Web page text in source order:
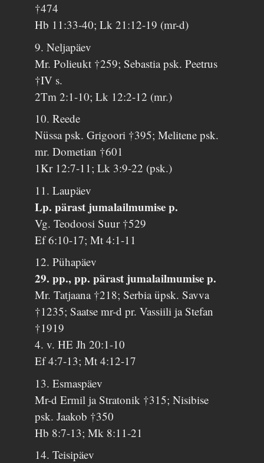
†474
Hb 11:33-40; Lk 21:12-19 (mr-d)
9. Neljapäev
Mr. Polieukt †259; Sebastia psk. Peetrus
†IV s.
2Tm 2:1-10; Lk 12:2-12 (mr.)
10. Reede
Nüssa psk. Grigoori †395; Melitene psk.
mr. Dometian †601
1Kr 12:7-11; Lk 3:9-22 (psk.)
11. Laupäev
Lp. pärast jumalailmumise p.
Vg. Teodoosi Suur †529
Ef 6:10-17; Mt 4:1-11
12. Pühapäev
29. pp., pp. pärast jumalailmumise p.
Mr. Tatjaana †218; Serbia üpsk. Savva
†1235; Saatse mr-d pr. Vassiili ja Stefan
†1919
4. v. HE Jh 20:1-10
Ef 4:7-13; Mt 4:12-17
13. Esmaspäev
Mr-d Ermil ja Stratonik †315; Nisibise
psk. Jaakob †350
Hb 8:7-13; Mk 8:11-21
14. Teisipäev